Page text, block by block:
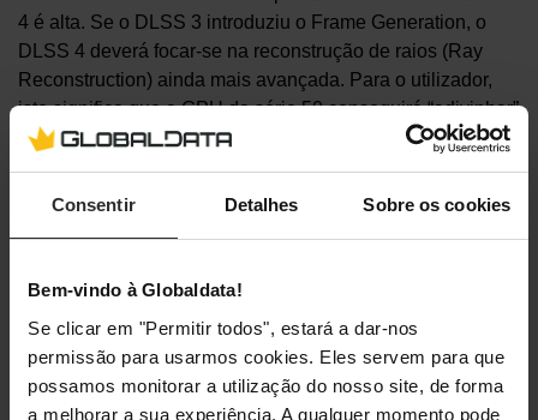
Consentir Detalhes Sobre os cookies
Bem-vindo à Globaldata!
Se clicar em "Permitir todos", estará a dar-nos
permissão para usarmos cookies. Eles servem para que
possamos monitorar a utilização do nosso site, de forma
a melhorar a sua experiência. A qualquer momento pode
4 é alta. Se o DLSS 3 introduziu o Frame Generation, o
DLSS 4 deverá focar-se na reconstrução de raios (Ray
Reconstruction) ainda mais avançada. Para o utilizador,
isto significa que a GPU da série 50 conseguirá “adivinhar”
os frames intermédios com uma latência quase nula,
superior, mas mecanicamente mais responsiva.